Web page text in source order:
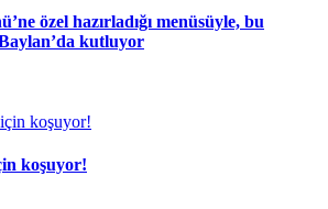
özel hazırladığı menüsüyle, bu
kutluyor
koşuyor!